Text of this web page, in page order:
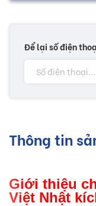
Để lại số điện
Thông tin
Giới thiệu
Việt Nhật